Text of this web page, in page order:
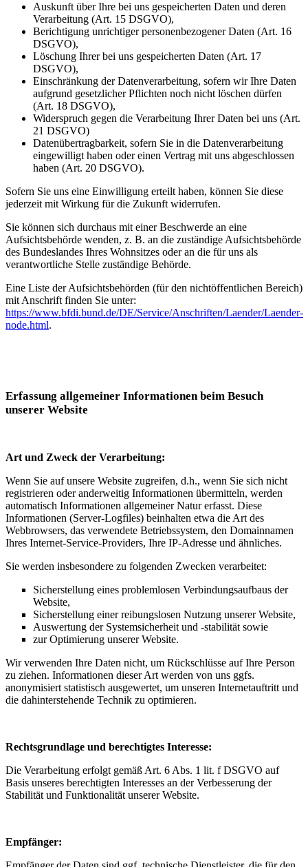
Auskunft über Ihre bei uns gespeicherten Daten und deren
Verarbeitung (Art. 15 DSGVO),
Berichtigung unrichtiger personenbezogener Daten (Art. 16
DSGVO),
Löschung Ihrer bei uns gespeicherten Daten (Art. 17
DSGVO),
Einschränkung der Datenverarbeitung, sofern wir Ihre Daten
aufgrund gesetzlicher Pflichten noch nicht löschen dürfen
(Art. 18 DSGVO),
Widerspruch gegen die Verarbeitung Ihrer Daten bei uns (Art.
21 DSGVO)
Datenübertragbarkeit, sofern Sie in die Datenverarbeitung
eingewilligt haben oder einen Vertrag mit uns abgeschlossen
haben (Art. 20 DSGVO).
Sofern Sie uns eine Einwilligung erteilt haben, können Sie diese
jederzeit mit Wirkung für die Zukunft widerrufen.
Sie können sich durchaus mit einer Beschwerde an eine
Aufsichtsbehörde wenden, z. B. an die zuständige Aufsichtsbehörde
des Bundeslandes Ihres Wohnsitzes oder an die für uns als
verantwortliche Stelle zuständige Behörde.
Eine Liste der Aufsichtsbehörden (für den nichtöffentlichen Bereich)
mit Anschrift finden Sie unter:
https://www.bfdi.bund.de/DE/Service/Anschriften/Laender/Laender-
node.html.
Erfassung allgemeiner Informationen beim Besuch
unserer Website
Art und Zweck der Verarbeitung:
Wenn Sie auf unsere Website zugreifen, d.h., wenn Sie sich nicht
registrieren oder anderweitig Informationen übermitteln, werden
automatisch Informationen allgemeiner Natur erfasst. Diese
Informationen (Server-Logfiles) beinhalten etwa die Art des
Webbrowsers, das verwendete Betriebssystem, den Domainnamen
Ihres Internet-Service-Providers, Ihre IP-Adresse und ähnliches.
Sie werden insbesondere zu folgenden Zwecken verarbeitet:
Sicherstellung eines problemlosen Verbindungsaufbaus der
Website,
Sicherstellung einer reibungslosen Nutzung unserer Website,
Auswertung der Systemsicherheit und -stabilität sowie
zur Optimierung unserer Website.
Wir verwenden Ihre Daten nicht, um Rückschlüsse auf Ihre Person
zu ziehen. Informationen dieser Art werden von uns ggfs.
anonymisiert statistisch ausgewertet, um unseren Internetauftritt und
die dahinterstehende Technik zu optimieren.
Rechtsgrundlage und berechtigtes Interesse:
Die Verarbeitung erfolgt gemäß Art. 6 Abs. 1 lit. f DSGVO auf
Basis unseres berechtigten Interesses an der Verbesserung der
Stabilität und Funktionalität unserer Website.
Empfänger: